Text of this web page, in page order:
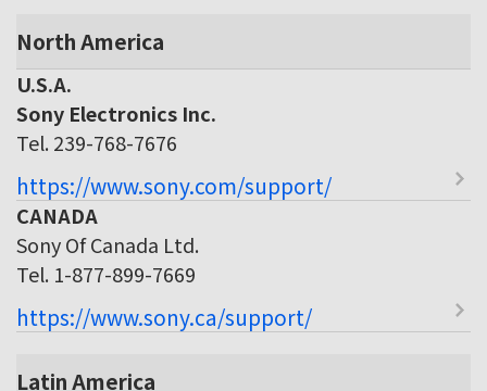
North America
U.S.A.
Sony Electronics Inc.
Tel. 239-768-7676
https://www.sony.com/support/
CANADA
Sony Of Canada Ltd.
Tel. 1-877-899-7669
https://www.sony.ca/support/
Latin America